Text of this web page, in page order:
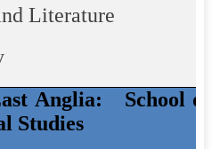
Literature
Anglia:
School
Studies